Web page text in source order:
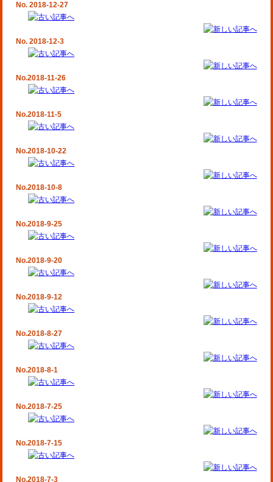
No. 2018-12-27
No. 2018-12-3
No.2018-11-26
No.2018-11-5
No.2018-10-22
No.2018-10-8
No.2018-9-25
No.2018-9-20
No.2018-9-12
No.2018-8-27
No.2018-8-1
No.2018-7-25
No.2018-7-15
No.2018-7-3